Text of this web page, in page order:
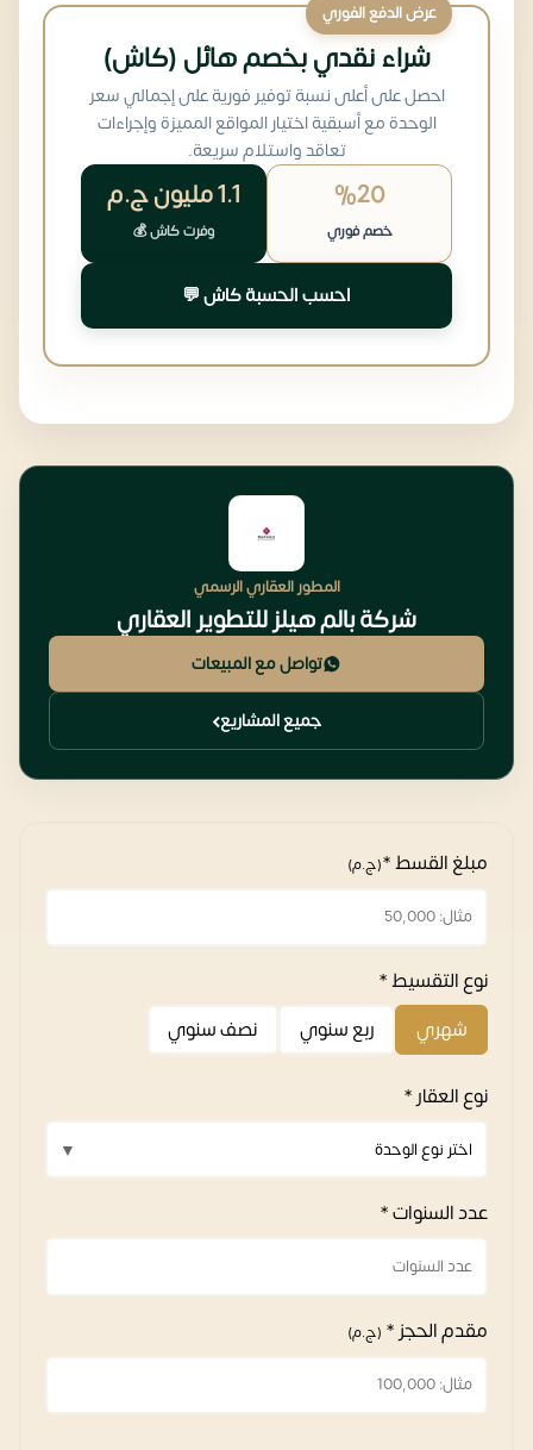
عرض الدفع الفوري
شراء نقدي بخصم هائل (كاش)
احصل على أعلى نسبة توفير فورية على إجمالي سعر
الوحدة مع أسبقية اختيار المواقع المميزة وإجراءات
تعاقد واستلام سريعة.
%20
خصم فوري
1.1 مليون ج.م
وفرت كاش 💰
احسب الحسبة كاش 💬
المطور العقاري الرسمي
شركة بالم هيلز للتطوير العقاري
تواصل مع المبيعات
جميع المشاريع
مبلغ القسط *(ج.م)
نوع التقسيط *
شهري
ربع سنوي نصف سنوي
نوع العقار *
عدد السنوات *
مقدم الحجز * (ج.م)